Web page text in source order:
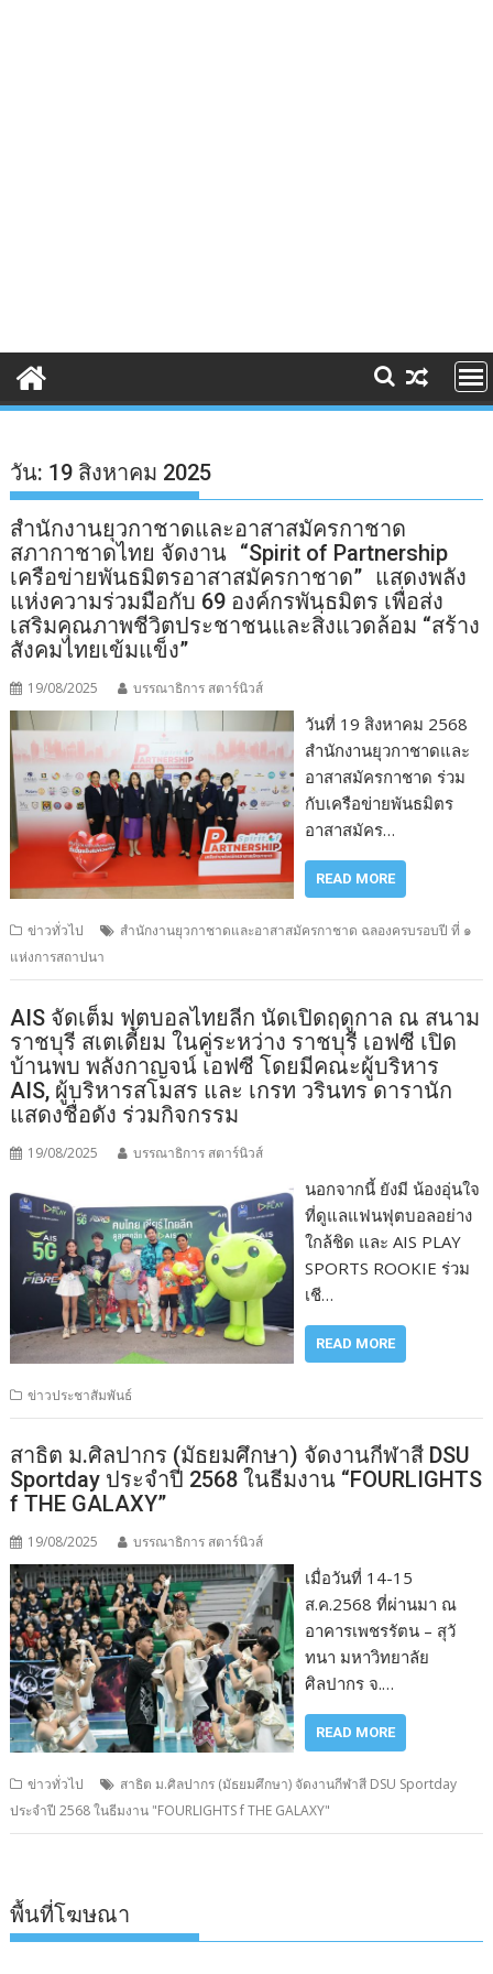
วัน: 19 สิงหาคม 2025
สำนักงานยุวกาชาดและอาสาสมัครกาชาด
สภากาชาดไทย จัดงาน “Spirit of Partnership
เครือข่ายพันธมิตรอาสาสมัครกาชาด” แสดงพลัง
แห่งความร่วมมือกับ 69 องค์กรพันธมิตร เพื่อส่ง
เสริมคุณภาพชีวิตประชาชนและสิ่งแวดล้อม “สร้าง
สังคมไทยเข้มแข็ง”
19/08/2025 บรรณาธิการ สตาร์นิวส์
วันที่ 19 สิงหาคม 2568
สำนักงานยุวกาชาดและ
อาสาสมัครกาชาด ร่วม
กับเครือข่ายพันธมิตร
อาสาสมัคร…
READ MORE
ข่าวทั่วไป
สำนักงานยุวกาชาดและอาสาสมัครกาชาด ฉลองครบรอบปี ที่ ๑
แห่งการสถาปนา
AIS จัดเต็ม ฟุตบอลไทยลีก นัดเปิดฤดูกาล ณ สนาม
ราชบุรี สเตเดี้ยม ในคู่ระหว่าง ราชบุรี เอฟซี เปิด
บ้านพบ พลังกาญจน์ เอฟซี โดยมีคณะผู้บริหาร
AIS, ผู้บริหารสโมสร และ เกรท วรินทร ดารานัก
แสดงชื่อดัง ร่วมกิจกรรม
19/08/2025 บรรณาธิการ สตาร์นิวส์
นอกจากนี้ ยังมี น้องอุ่นใจ
ที่ดูแลแฟนฟุตบอลอย่าง
ใกล้ชิด และ AIS PLAY
SPORTS ROOKIE ร่วม
เชี…
READ MORE
ข่าวประชาสัมพันธ์
สาธิต ม.ศิลปากร (มัธยมศึกษา) จัดงานกีฬาสี DSU
Sportday ประจำปี 2568 ในธีมงาน “FOURLIGHTS
f THE GALAXY”
19/08/2025 บรรณาธิการ สตาร์นิวส์
เมื่อวันที่ 14-15
ส.ค.2568 ที่ผ่านมา ณ
อาคารเพชรรัตน – สุวั
ทนา มหาวิทยาลัย
ศิลปากร จ.…
READ MORE
ข่าวทั่วไป
สาธิต ม.ศิลปากร (มัธยมศึกษา) จัดงานกีฬาสี DSU Sportday
ประจำปี 2568 ในธีมงาน "FOURLIGHTS f THE GALAXY"
พื้นที่โฆษณา